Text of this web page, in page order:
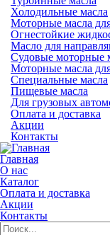
Холодильные масла
Моторные масла
Огнестойкие
Масло для
Судовые моторные
Моторные масла
Специальные масла
Пищевые масла
Для грузовых
Оплата и доставка
Акции
Контакты
Главная
О нас
Каталог
Оплата и доставка
Акции
Контакты